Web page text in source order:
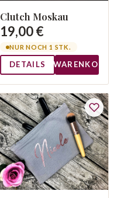
Clutch Moskau
19,00 €
NUR NOCH 1 STK.
DETAILS WARENKORB